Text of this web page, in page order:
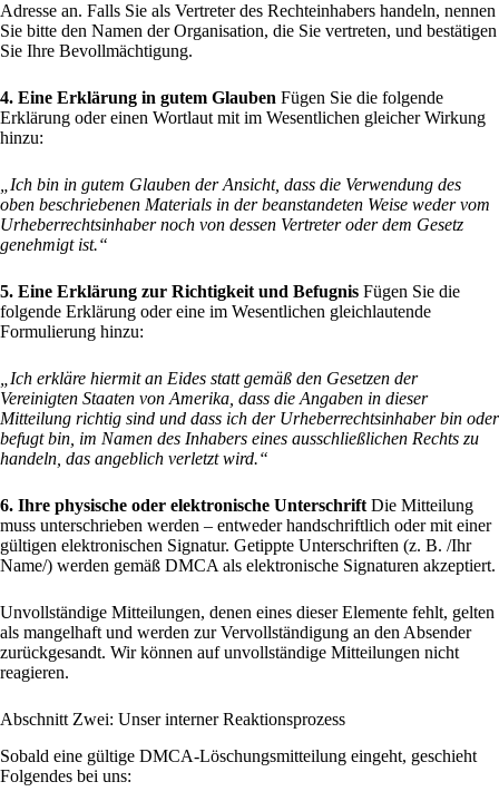
Adresse an. Falls Sie als Vertreter des Rechteinhabers handeln, nennen
Sie bitte den Namen der Organisation, die Sie vertreten, und bestätigen
Sie Ihre Bevollmächtigung.
4. Eine Erklärung in gutem Glauben Fügen Sie die folgende
Erklärung oder einen Wortlaut mit im Wesentlichen gleicher Wirkung
hinzu:
„Ich bin in gutem Glauben der Ansicht, dass die Verwendung des
oben beschriebenen Materials in der beanstandeten Weise weder vom
Urheberrechtsinhaber noch von dessen Vertreter oder dem Gesetz
genehmigt ist.“
5. Eine Erklärung zur Richtigkeit und Befugnis Fügen Sie die
folgende Erklärung oder eine im Wesentlichen gleichlautende
Formulierung hinzu:
„Ich erkläre hiermit an Eides statt gemäß den Gesetzen der
Vereinigten Staaten von Amerika, dass die Angaben in dieser
Mitteilung richtig sind und dass ich der Urheberrechtsinhaber bin oder
befugt bin, im Namen des Inhabers eines ausschließlichen Rechts zu
handeln, das angeblich verletzt wird.“
6. Ihre physische oder elektronische Unterschrift Die Mitteilung
muss unterschrieben werden – entweder handschriftlich oder mit einer
gültigen elektronischen Signatur. Getippte Unterschriften (z. B. /Ihr
Name/) werden gemäß DMCA als elektronische Signaturen akzeptiert.
Unvollständige Mitteilungen, denen eines dieser Elemente fehlt, gelten
als mangelhaft und werden zur Vervollständigung an den Absender
zurückgesandt. Wir können auf unvollständige Mitteilungen nicht
reagieren.
Abschnitt Zwei: Unser interner Reaktionsprozess
Sobald eine gültige DMCA-Löschungsmitteilung eingeht, geschieht
Folgendes bei uns: